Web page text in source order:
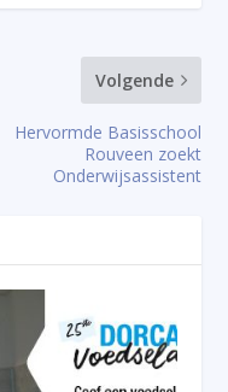
Volgende
Hervormde Basisschool
Rouveen zoekt
Onderwijsassistent